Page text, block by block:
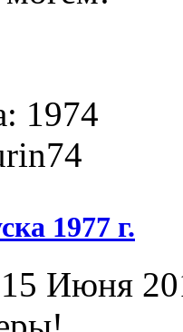
1974
1977 г.
15 Июня